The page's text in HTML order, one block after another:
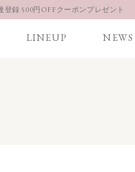
登録 500円OFFクーポンプレゼント
LINEUP NEWS